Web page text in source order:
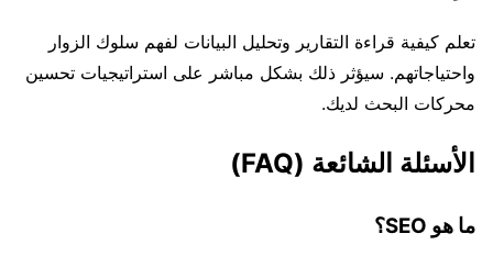
تعلم كيفية قراءة التقارير وتحليل البيانات لفهم سلوك الزوار
واحتياجاتهم. سيؤثر ذلك بشكل مباشر على استراتيجيات تحسين
محركات البحث لديك.
الأسئلة الشائعة (FAQ)
ما هو SEO؟